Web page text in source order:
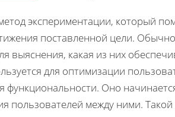
экспериментации, который
поставленной цели.
выяснения, какая из них
для оптимизации
Оно
пользователей между ними.